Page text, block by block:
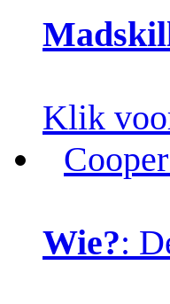
Klik
Cooper
Wie?: